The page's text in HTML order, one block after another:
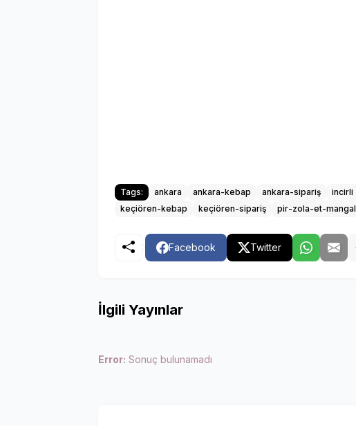
Tags: ankara ankara-kebap ankara-sipariş incirli
keçiören-kebap
keçiören-sipariş pir-zola-et-mangal
Facebook Twitter
İlgili Yayınlar
Error: Sonuç bulunamadı